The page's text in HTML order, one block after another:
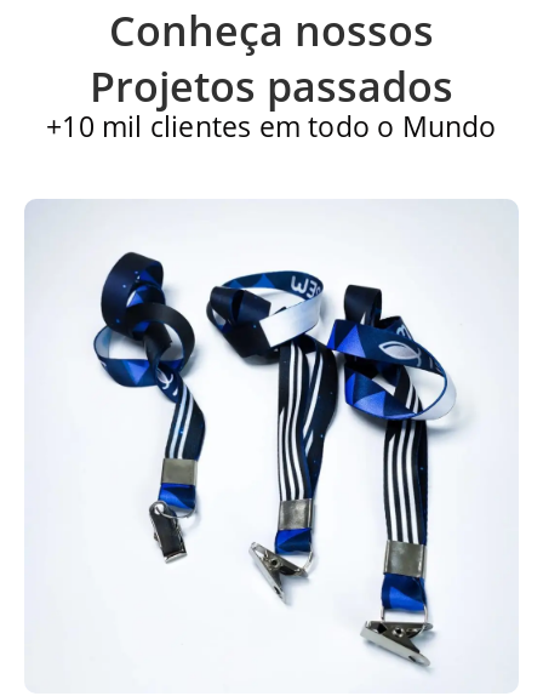
Carteirinha de Igreja
Cartão PVC
Impressão em alto padrão com qualidade
diferenciada
Sem quantidade mínima obrigatória - faça seu pedido
como quiser
Design gratuito a partir de 10 unidades
Solicite sua amostra física agora!
Refabricação Garantida em caso de erro. (**)
Fornecedor de Cartões PVC em Jandira | Sem Pedido
Mínimo | Ligue Jácom varios tipos!
Carteira de identificação para igreja
Conheça nossos
Projetos passados
+10 mil clientes em todo o Mundo